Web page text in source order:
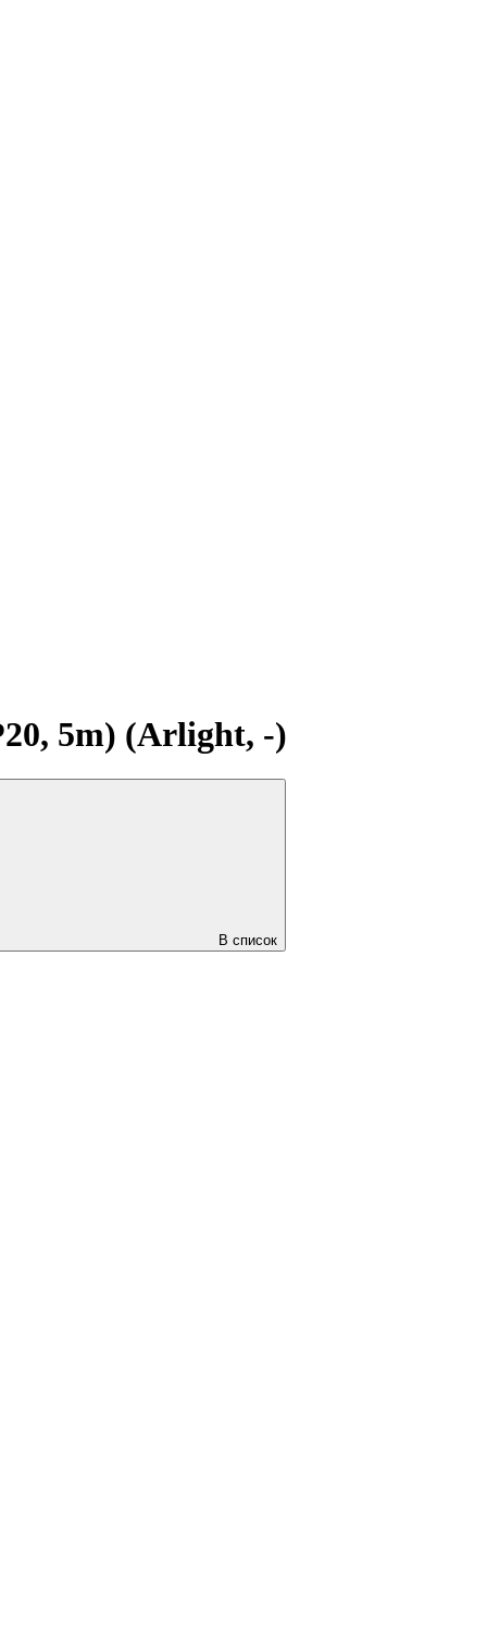
5m) (Arlight, -)
В список